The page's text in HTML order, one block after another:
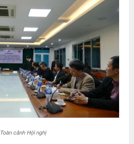
Toàn cảnh Hội nghị